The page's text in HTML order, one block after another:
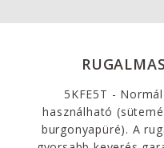
5KFE5T -
használható
burgonyapüré). A